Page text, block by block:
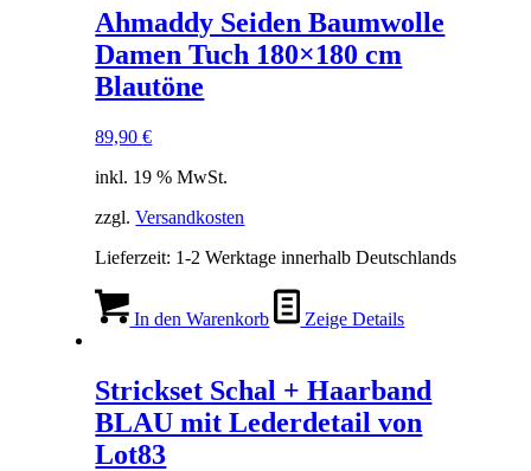
Ahmaddy Seiden Baumwolle
Damen Tuch 180×180 cm
Blautöne
89,90€
inkl. 19 % MwSt.
zzgl.Versandkosten
Lieferzeit: 1-2 Werktage innerhalb Deutschlands
In den Warenkorb Zeige Details
Strickset Schal + Haarband
BLAU mit Lederdetail von
Lot83